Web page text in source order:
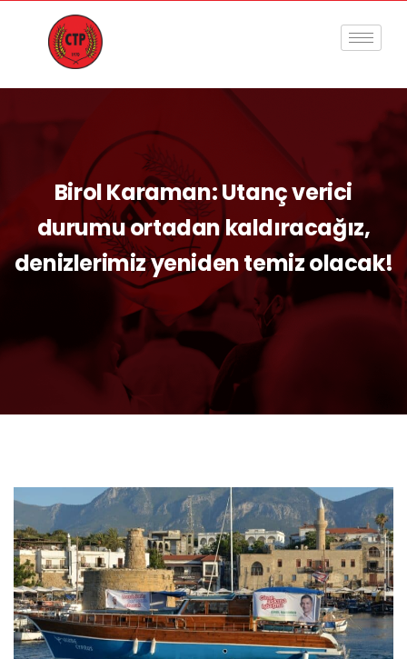
Birol Karaman: Utanç verici
durumu ortadan kaldıracağız,
denizlerimiz yeniden temiz olacak!